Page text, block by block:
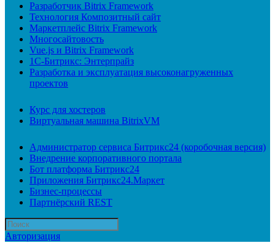
Разработчик Bitrix Framework
Технология Композитный сайт
Маркетплейс Bitrix Framework
Многосайтовость
Vue.js и Bitrix Framework
1С-Битрикс: Энтерпрайз
Разработка и эксплуатация высоконагруженных
проектов
Курс для хостеров
Виртуальная машина BitrixVM
Администратор сервиса Битрикс24 (коробочная версия)
Внедрение корпоративного портала
Бот платформа Битрикс24
Приложения Битрикс24.Маркет
Бизнес-процессы
Партнёрский REST
Авторизация